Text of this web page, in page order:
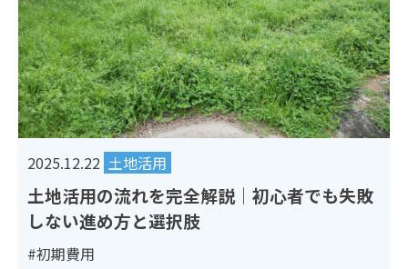
2025.12.22 土地活用
土地活用の流れを完全解説｜初心者でも失敗
しない進め方と選択肢
#初期費用